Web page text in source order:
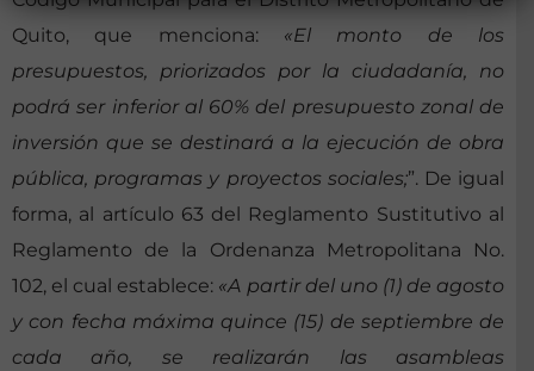
Quito, que menciona: «El monto de los
presupuestos, priorizados por la ciudadanía, no
podrá ser inferior al 60% del presupuesto zonal de
inversión que se destinará a la ejecución de obra
pública, programas y proyectos sociales;”. De igual
forma, al artículo 63 del Reglamento Sustitutivo al
Reglamento de la Ordenanza Metropolitana No.
102, el cual establece: «A partir del uno (1) de agosto
y con fecha máxima quince (15) de septiembre de
cada año, se realizarán las asambleas